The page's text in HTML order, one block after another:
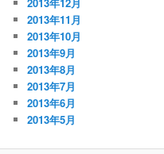
2013年11月
2013年10月
2013年9月
2013年8月
2013年7月
2013年6月
2013年5月